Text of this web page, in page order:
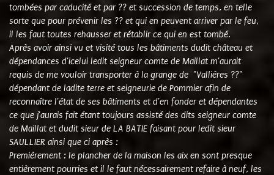
tombées par caducité et par ?? et succession de temps, en telle
sorte que pour prévenir les ?? et qui en peuvent arriver par le feu,
il les faut toutes rehausser et rétablir ce qui en est tombé.
Après avoir ainsi vu et visité tous les bâtiments dudit château et
dépendances d'icelui ledit seigneur comte de Maillat m'aurait
requis de me vouloir transporter à la grange de "Vallières ??"
dépendant de ladite terre et seigneurie de Pommier afin de
reconnaître l'état de ses bâtiments et d'en fonder et dépendantes
ce que j'aurais fait étant toujours assisté des dits seigneur comte
de Maillat et dudit sieur de LA BATIE faisant pour ledit sieur
SAULLIER ainsi que ci après :
Premièrement : le plancher de la maison les aix en sont presque
entièrement pourries et il le faut nécessairement refaire à neuf, les